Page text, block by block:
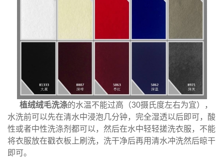
植绒绒毛洗涤的水温不能过高（30摄氏度左右为宜），
水洗前可以先在清水中浸泡几分钟，完全湿透以后即可，酸
性或者中性洗涤剂都可以，然后在水中轻轻搓洗衣服，不能
将衣服放在戳衣板上刷洗，洗干净后再用清水冲洗然后晾干
即可。